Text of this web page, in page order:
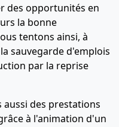
des opportunités en
la bonne
tentons ainsi, à
sauvegarde d'emplois
par la reprise
aussi des prestations
à l'animation d'un